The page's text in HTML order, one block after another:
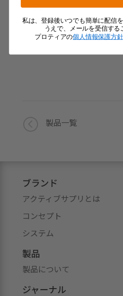
す。...
続きを読む
製品一覧
ブランド
アクティブサプリとは
コンセプト
システム
製品
製品について
ジャーナル
私は、登録後いつでも簡単に配信
うえで、メールを受信する
プロティアの個人情報保護方針